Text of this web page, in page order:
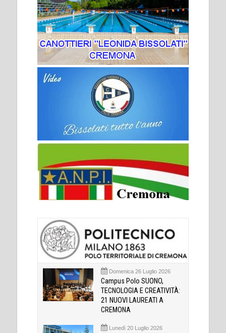
Domenica 26 Luglio 2026
Campus Polo SUONO,
TECNOLOGIA E CREATIVITÀ:
21 NUOVI LAUREATI A
CREMONA
Lunedì 20 Luglio 2026